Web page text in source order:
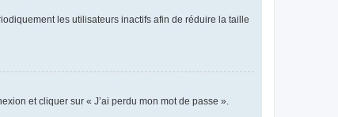
les utilisateurs inactifs afin de réduire la taille
et cliquer sur « J’ai perdu mon mot de passe ».